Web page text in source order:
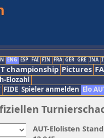
ENG ESP FAI FIN FRA GER GRE INA
championship Pictures
Elozahl
FIDE Spieler anmelden Elo
AUT-Elolisten